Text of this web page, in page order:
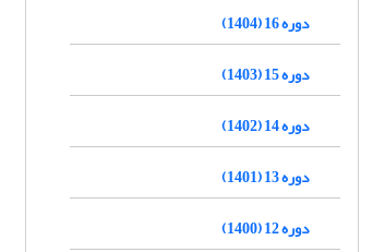
دوره 16 (1404)
دوره 15 (1403)
دوره 14 (1402)
دوره 13 (1401)
دوره 12 (1400)